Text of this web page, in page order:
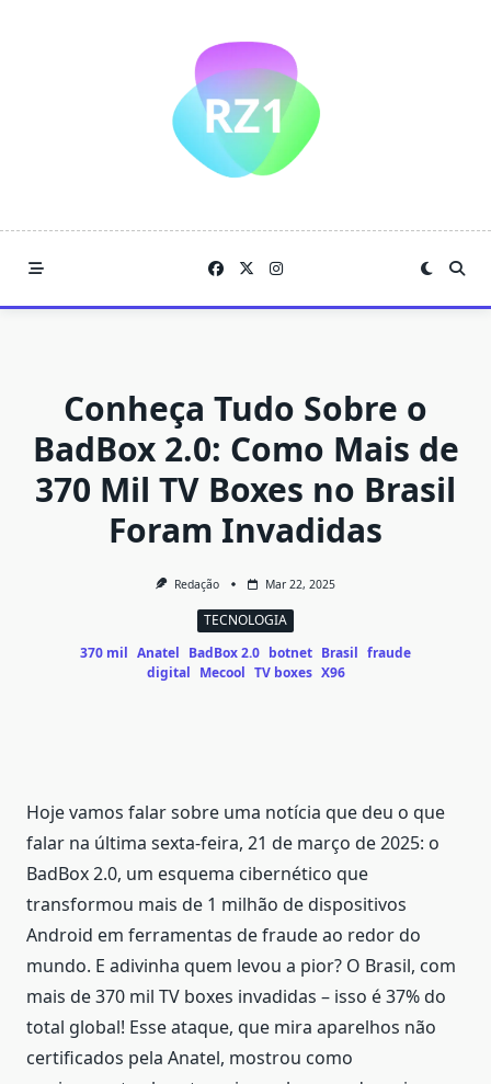
Conheça Tudo Sobre o
BadBox 2.0: Como Mais de
370 Mil TV Boxes no Brasil
Foram Invadidas
Redação Mar 22, 2025
TECNOLOGIA
370 mil Anatel BadBox 2.0 botnet Brasil fraude
digital Mecool TV boxes X96
Hoje vamos falar sobre uma notícia que deu o que
falar na última sexta-feira, 21 de março de 2025: o
BadBox 2.0, um esquema cibernético que
transformou mais de 1 milhão de dispositivos
Android em ferramentas de fraude ao redor do
mundo. E adivinha quem levou a pior? O Brasil, com
mais de 370 mil TV boxes invadidas – isso é 37% do
total global! Esse ataque, que mira aparelhos não
certificados pela Anatel, mostrou como